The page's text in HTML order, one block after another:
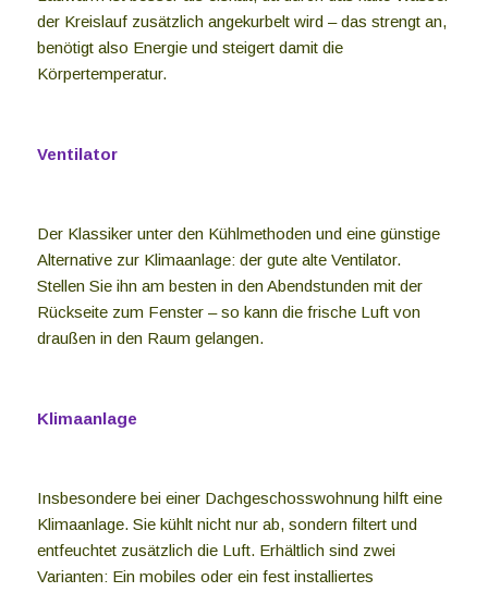
der Kreislauf zusätzlich angekurbelt wird – das strengt an,
benötigt also Energie und steigert damit die
Körpertemperatur.
Ventilator
Der Klassiker unter den Kühlmethoden und eine günstige
Alternative zur Klimaanlage: der gute alte Ventilator.
Stellen Sie ihn am besten in den Abendstunden mit der
Rückseite zum Fenster – so kann die frische Luft von
draußen in den Raum gelangen.
Klimaanlage
Insbesondere bei einer Dachgeschosswohnung hilft eine
Klimaanlage. Sie kühlt nicht nur ab, sondern filtert und
entfeuchtet zusätzlich die Luft. Erhältlich sind zwei
Varianten: Ein mobiles oder ein fest installiertes